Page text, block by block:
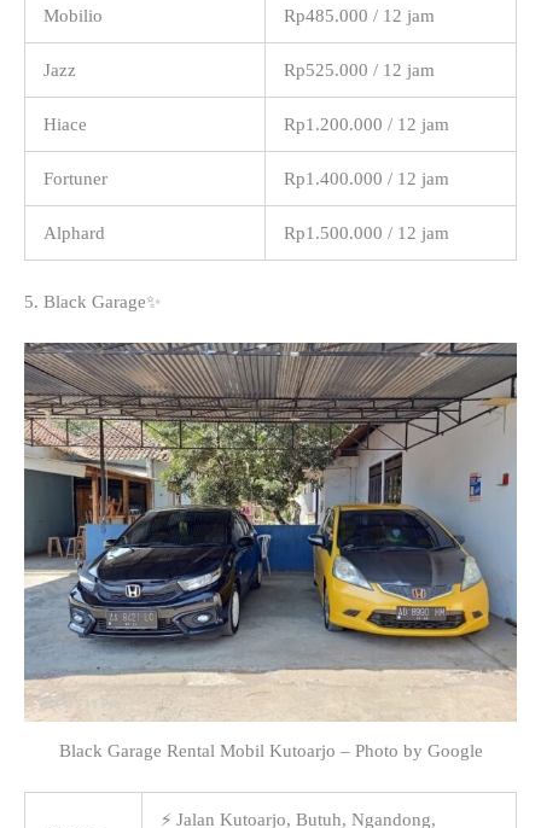
Mobilio Rp485.000 / 12 jam
Jazz Rp525.000 / 12 jam
Hiace Rp1.200.000 / 12 jam
Fortuner Rp1.400.000 / 12 jam
Alphard Rp1.500.000 / 12 jam
5. Black Garage✨
Black Garage Rental Mobil Kutoarjo – Photo by Google
⚡ Jalan Kutoarjo, Butuh, Ngandong,